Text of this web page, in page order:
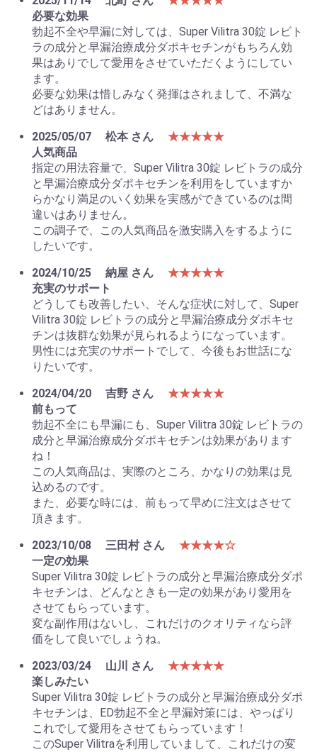
お買い物を続ける カートへ進む
必要な効果
勃起不全や早漏に対しては、Super Vilitra 30錠 レビト
ラの成分と早漏治療成分ダポキセチンがもちろん効
果はありでして愛用をさせていただくようにしてい
ます。
必要な効果は惜しみなく発揮はされまして、不満な
どはありません。
2025/05/07
松本 さん
★★★★★
人気商品
指定の用法容量で、Super Vilitra 30錠 レビトラの成分
と早漏治療成分ダポキセチンを利用をしていますか
らかなり満足のいく効果を実感ができているのは間
違いはありません。
この調子で、この人気商品を激安購入をするように
したいです。
2024/10/25
納屋 さん
★★★★★
充実のサポート
どうしても改善したい、そんな症状に対して、Super
Vilitra 30錠 レビトラの成分と早漏治療成分ダポキセ
チンは抜群な効果が見られるようになっています。
男性には充実のサポートでして、今後もお世話にな
りたいです。
2024/04/20
吉野 さん
★★★★★
前もって
勃起不全にも早漏にも、Super Vilitra 30錠 レビトラの
成分と早漏治療成分ダポキセチンは効果があります
ね！
この人気商品は、実際のところ、かなりの効果は見
込めるのです。
また、必要な時には、前もって早めに注文はさせて
頂きます。
2023/10/08
三田村 さん
★★★★☆
一定の効果
Super Vilitra 30錠 レビトラの成分と早漏治療成分ダポ
キセチンは、どんなときも一定の効果があり愛用を
させてもらっています。
変な副作用はないし、これだけのクオリティなら評
価をして良いでしょうね。
2023/03/24
山川 さん
★★★★★
楽しみたい
Super Vilitra 30錠 レビトラの成分と早漏治療成分ダポ
キセチンは、ED勃起不全と早漏対策には、やっぱり
これでして愛用をさせてもらっています！
このSuper Vilitraを利用していまして、これだけの変